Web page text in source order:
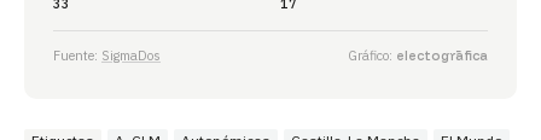
Fuente: SigmaDos Gráfico: electogrāfica